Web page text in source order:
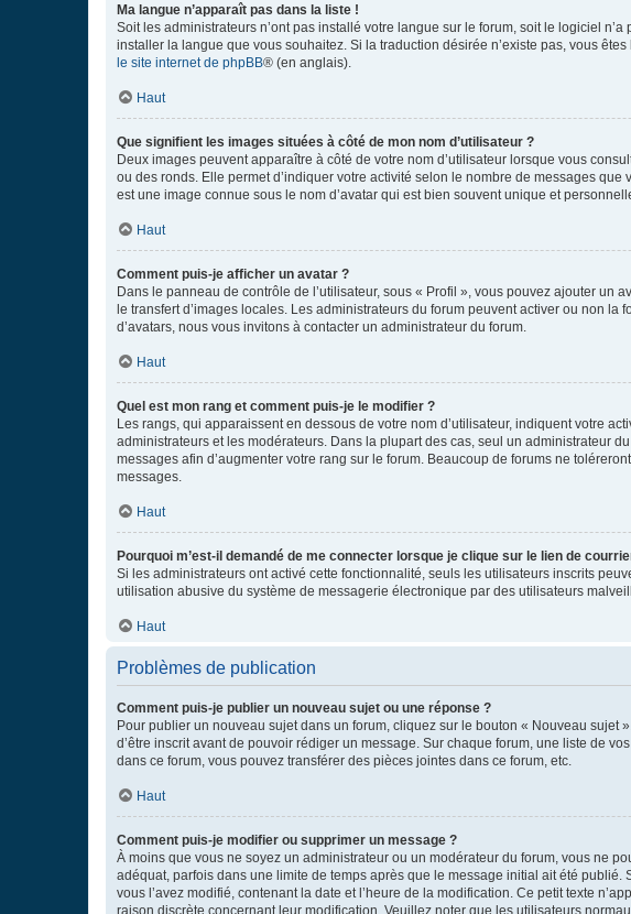
Ma langue n’apparaît pas dans la liste !
Soit les administrateurs n’ont pas installé votre langue sur le forum, soit le logiciel
installer la langue que vous souhaitez. Si la traduction désirée n’existe pas, vous
le site internet de phpBB® (en anglais).
Haut
Que signifient les images situées à côté de mon nom d’utilisateur ?
Deux images peuvent apparaître à côté de votre nom d’utilisateur lorsque vous
ou des ronds. Elle permet d’indiquer votre activité selon le nombre de messages
est une image connue sous le nom d’avatar qui est bien souvent unique et
Haut
Comment puis-je afficher un avatar ?
Dans le panneau de contrôle de l’utilisateur, sous « Profil », vous pouvez ajouter un
le transfert d’images locales. Les administrateurs du forum peuvent activer ou non
d’avatars, nous vous invitons à contacter un administrateur du forum.
Haut
Quel est mon rang et comment puis-je le modifier ?
Les rangs, qui apparaissent en dessous de votre nom d’utilisateur, indiquent votre
administrateurs et les modérateurs. Dans la plupart des cas, seul un administrateur
messages afin d’augmenter votre rang sur le forum. Beaucoup de forums ne
messages.
Haut
Pourquoi m’est-il demandé de me connecter lorsque je clique sur le lien de
Si les administrateurs ont activé cette fonctionnalité, seuls les utilisateurs inscrits
utilisation abusive du système de messagerie électronique par des utilisateurs
Haut
Problèmes de publication
Comment puis-je publier un nouveau sujet ou une réponse ?
Pour publier un nouveau sujet dans un forum, cliquez sur le bouton « Nouveau
d’être inscrit avant de pouvoir rédiger un message. Sur chaque forum, une liste de
dans ce forum, vous pouvez transférer des pièces jointes dans ce forum, etc.
Haut
Comment puis-je modifier ou supprimer un message ?
À moins que vous ne soyez un administrateur ou un modérateur du forum, vous ne
adéquat, parfois dans une limite de temps après que le message initial ait été
vous l’avez modifié, contenant la date et l’heure de la modification. Ce petit texte
raison discrète concernant leur modification. Veuillez noter que les utilisateurs